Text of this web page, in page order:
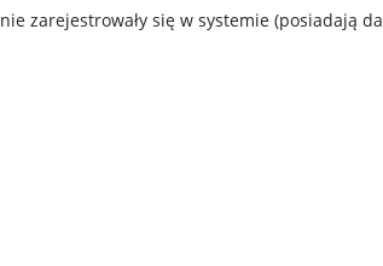
zarejestrowały się w systemie (posiadają